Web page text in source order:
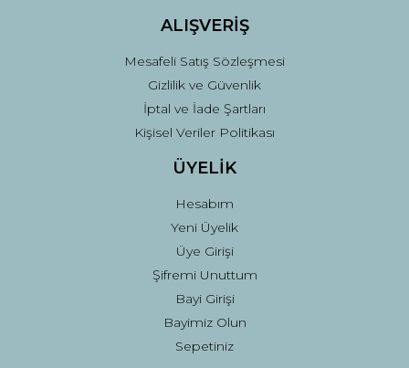
ALIŞVERİŞ
Mesafeli Satış Sözleşmesi
Gizlilik ve Güvenlik
İptal ve İade Şartları
Kişisel Veriler Politikası
ÜYELİK
Hesabım
Yeni Üyelik
Üye Girişi
Şifremi Unuttum
Bayi Girişi
Bayimiz Olun
Sepetiniz